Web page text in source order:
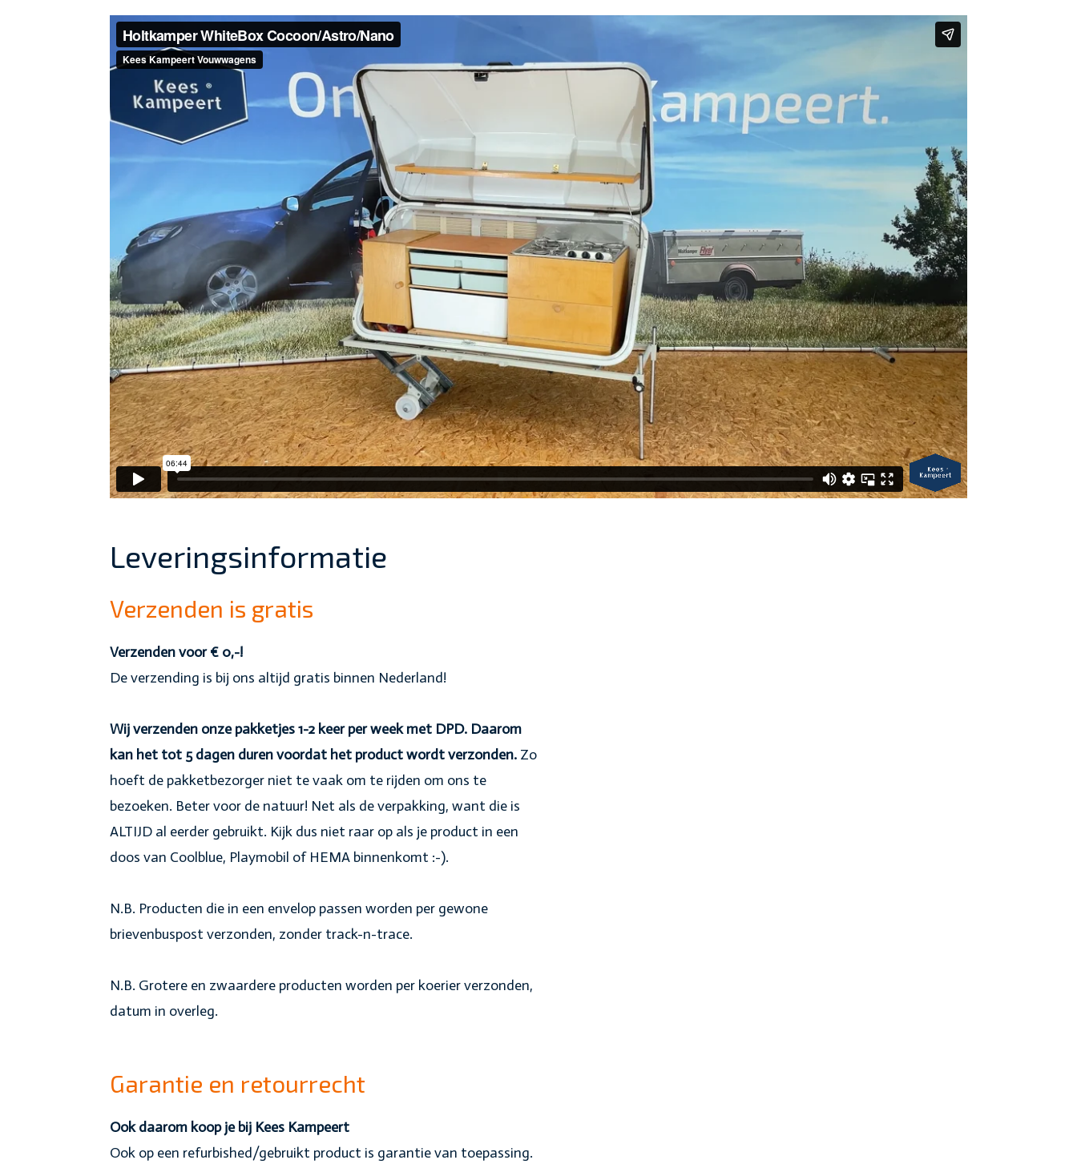
Leveringsinformatie
Verzenden is gratis
Verzenden voor € 0,-!
De verzending is bij ons altijd gratis binnen Nederland!
Wij verzenden onze pakketjes 1-2 keer per week met DPD. Daarom
kan het tot 5 dagen duren voordat het product wordt verzonden. Zo
hoeft de pakketbezorger niet te vaak om te rijden om ons te
bezoeken. Beter voor de natuur! Net als de verpakking, want die is
ALTIJD al eerder gebruikt. Kijk dus niet raar op als je product in een
doos van Coolblue, Playmobil of HEMA binnenkomt :-).
N.B. Producten die in een envelop passen worden per gewone
brievenbuspost verzonden, zonder track-n-trace.
N.B. Grotere en zwaardere producten worden per koerier verzonden,
datum in overleg.
Garantie en retourrecht
Ook daarom koop je bij Kees Kampeert
Ook op een refurbished/gebruikt product is garantie van toepassing.